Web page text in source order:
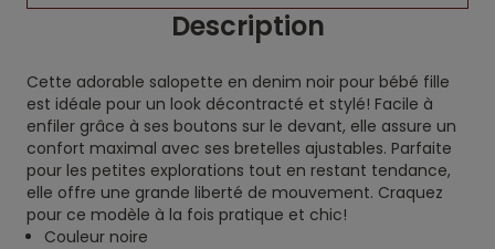
Description
Cette adorable salopette en denim noir pour bébé fille
est idéale pour un look décontracté et stylé! Facile à
enfiler grâce à ses boutons sur le devant, elle assure un
confort maximal avec ses bretelles ajustables. Parfaite
pour les petites explorations tout en restant tendance,
elle offre une grande liberté de mouvement. Craquez
pour ce modèle à la fois pratique et chic!
Couleur noire